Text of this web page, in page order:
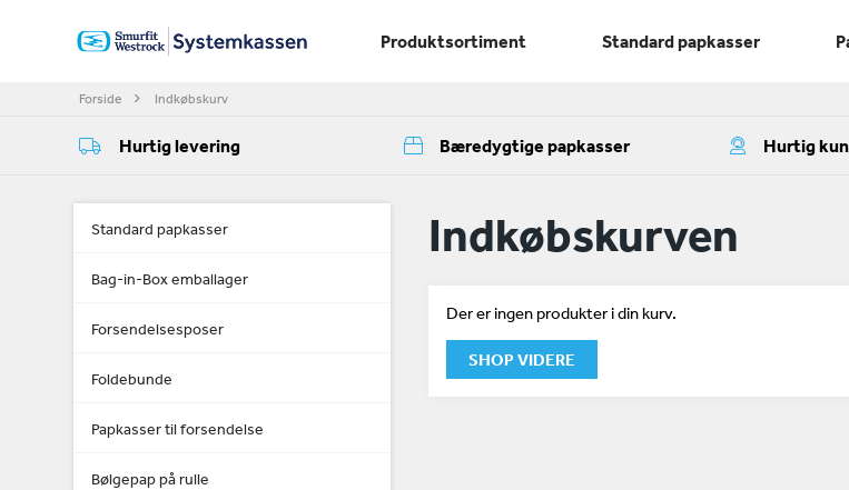
Produktsortiment Standard papkasser
Forside Indkøbskurv
Hurtig levering Bæredygtige papkasser Hurtig
Standard papkasser
Bag-in-Box emballager
Forsendelsesposer
Foldebunde
Papkasser til forsendelse
Bølgepap på rulle
Indkøbskurven
Der er ingen produkter i din kurv.
SHOP VIDERE